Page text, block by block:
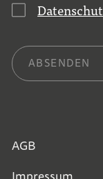
ABSENDEN
AGB